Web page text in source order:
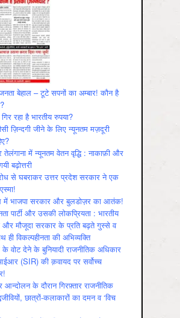
बेहाल – टूटे सपनों का अम्बार! कौन है
रहा है भारतीय रुपया?
ज़िन्दगी जीने के लिए न्यूनतम मज़दूरी
में न्यूनतम वेतन वृद्धि : नाकाफ़ी और
बढ़ोत्तरी
से घबराकर उत्तर प्रदेश सरकार ने एक
में भाजपा सरकार और बुलडोज़र का आतंक!
पार्टी और उसकी लोकप्रियता : भारतीय
और मौजूदा सरकार के प्रति बढ़ते गुस्‍से व
विकल्‍पहीनता की अभिव्‍यक्ति
के वोट देने के बुनियादी राजनीतिक अधिकार
(SIR) की क़वायद पर सर्वोच्च
आन्दोलन के दौरान गिरफ़्तार राजनीतिक
छात्रों-कलाकारों का दमन व ‘विच